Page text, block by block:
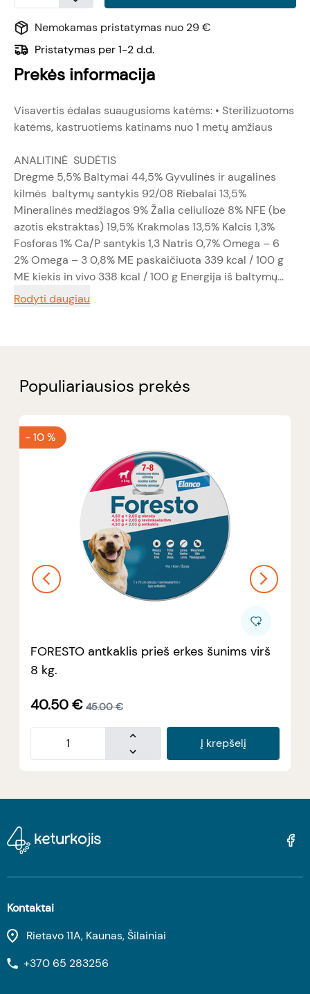
Nemokamas pristatymas nuo 29 €
Pristatymas per 1-2 d.d.
Prekės informacija
Visavertis ėdalas suaugusioms katėms: • Sterilizuotoms
katėms, kastruotiems katinams nuo 1 metų amžiaus
ANALITINĖ SUDĖTIS
Drėgmė 5,5% Baltymai 44,5% Gyvulinės ir augalinės
kilmės baltymų santykis 92/08 Riebalai 13,5%
Mineralinės medžiagos 9% Žalia celiuliozė 8% NFE (be
azotis ekstraktas) 19,5% Krakmolas 13,5% Kalcis 1,3%
Fosforas 1% Ca/P santykis 1,3 Natris 0,7% Omega – 6
2% Omega – 3 0,8% ME paskaičiuota 339 kcal / 100 g
ME kiekis in vivo 338 kcal / 100 g Energija iš baltymų...
Rodyti daugiau
Populiariausios prekės
-10 %
FORESTO antkaklis prieš erkes šunims virš
8 kg.
40.50€ 45.00 €
Į krepšelį
Kontaktai
Rietavo 11A, Kaunas, Šilainiai
+370 65 283256